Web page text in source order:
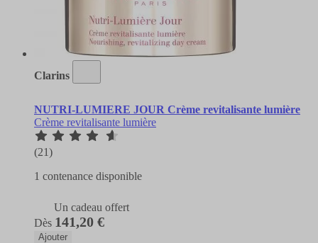
Clarins
NUTRI-LUMIERE JOUR Crème revitalisante lumière
Crème revitalisante lumière
(21)
1 contenance disponible
Un cadeau offert
Dès 141,20 €
Ajouter